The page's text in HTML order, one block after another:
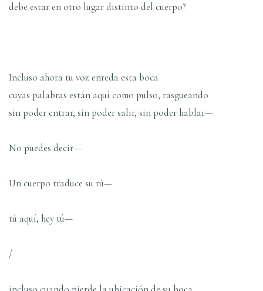
debe estar en otro lugar distinto del cuerpo?
Incluso ahora tu voz enreda esta boca
cuyas palabras están aquí como pulso, rasgueando
sin poder entrar, sin poder salir, sin poder hablar—
No puedes decir—
Un cuerpo traduce su tú—
tú aquí, hey tú—
/